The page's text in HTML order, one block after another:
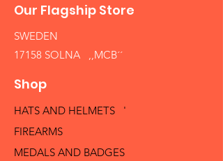
Our Flagship Store
SWEDEN
17158 SOLNA ,,MCB´´
Shop
HATS AND HELMETS '
FIREARMS
MEDALS AND BADGES